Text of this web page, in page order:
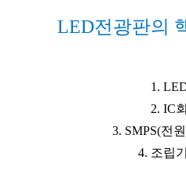
LED전광판의
1.
2. IC
3. SMPS(전
4. 조립